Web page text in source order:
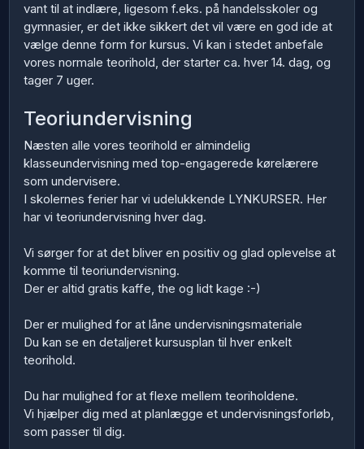
vant til at indlære, ligesom f.eks. på handelsskoler og
gymnasier, er det ikke sikkert det vil være en god ide at
vælge denne form for kursus. Vi kan i stedet anbefale
vores normale teorihold, der starter ca. hver 14. dag, og
tager 7 uger.
Teoriundervisning
Næsten alle vores teorihold er almindelig
klasseundervisning med top-engagerede kørelærere
som undervisere.
I skolernes ferier har vi udelukkende LYNKURSER. Her
har vi teoriundervisning hver dag.
Vi sørger for at det bliver en positiv og glad oplevelse at
komme til teoriundervisning.
Der er altid gratis kaffe, the og lidt kage :-)
Der er mulighed for at låne undervisningsmateriale
Du kan se en detaljeret kursusplan til hver enkelt
teorihold.
Du har mulighed for at flexe mellem teoriholdene.
Vi hjælper dig med at planlægge et undervisningsforløb,
som passer til dig.